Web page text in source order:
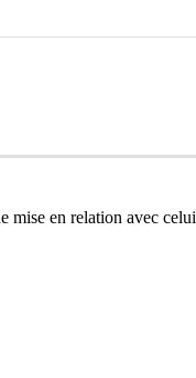
mise en relation avec